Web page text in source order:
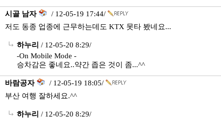
시골 남자
/ 12-05-19 17:44/
저도 동종 업종에 근무하는데도 KTX 못타 봤네요...
하누리 / 12-05-20 8:29/
-On Mobile Mode -
승차감은 좋네요..약간 좁은 것이 좀...^^
바람공자
/ 12-05-19 18:05/
부산 여행 잘하세요.^^
하누리 / 12-05-20 8:29/